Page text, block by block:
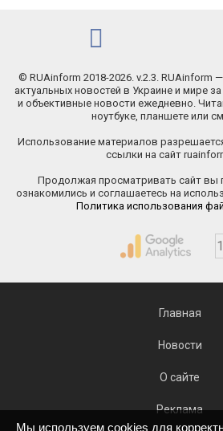
© RUAinform 2018-2026. v.2.3. RUAinform
актуальных новостей в Украине и мире
и объективные новости ежедневно.
ноутбуке, планшете или
Использование материалов
ссылки на сайт
Продолжая просматривать сайт вы
ознакомились и соглашаетесь на
Политика использования
Главная
Новости
О сайте
Реклама
Мы используем cookies для